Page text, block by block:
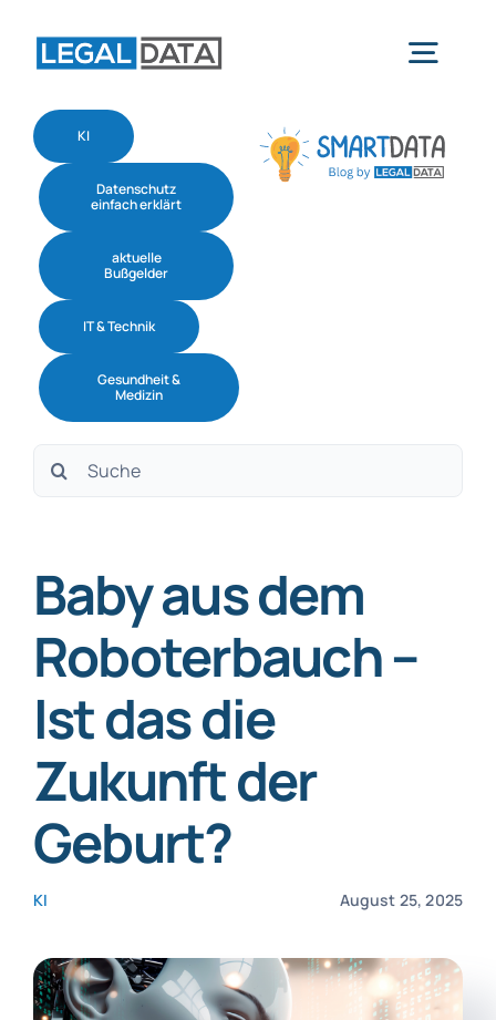
Home
Services
Software
Jetzt absichern
KI
Datenschutz
einfach erklärt
aktuelle
Bußgelder
IT & Technik
Gesundheit &
Medizin
Suche
Baby aus dem
Roboterbauch –
Ist das die
Zukunft der
Geburt?
KI August 25, 2025